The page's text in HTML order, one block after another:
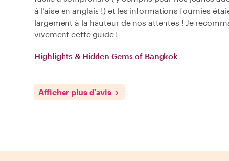
à l’aise en anglais !) et les informations fournies
largement à la hauteur de nos attentes ! Je
vivement cette guide !
Highlights & Hidden Gems of Bangkok
Afficher plus d'avis